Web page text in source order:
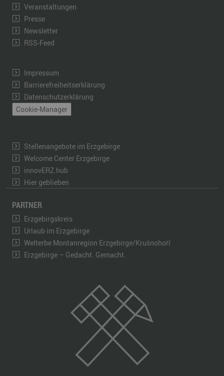
Veranstaltungen
Presse
Newsletter
RSS-Feed
Impressum
Barrierefreiheitserklärung
Datenschutzerklärung
Cookie-Manager
Stellenangebote im Erzgebirge
Welcome Center Erzgebirge
innovERZ.hub
Hier geblieben
PARTNER
Erzgebirgskreis
Urlaub im Erzgebirge
Welterbe Montanregion Erzgebirge/Krušnohoří
Erzgebirge – Gedacht. Gemacht.